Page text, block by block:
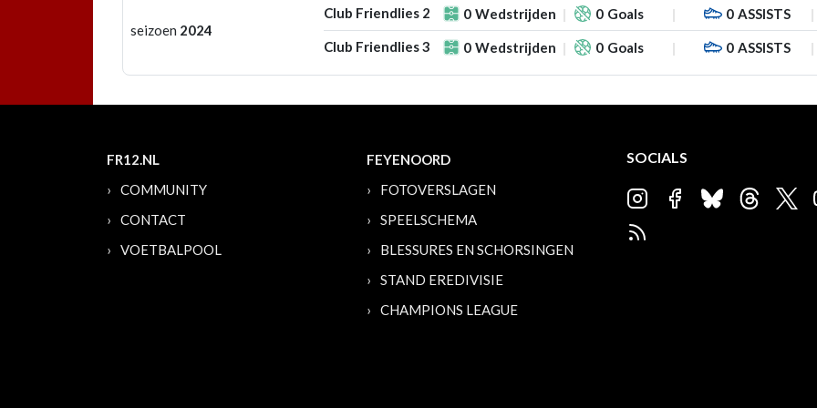
seizoen 2024
Club Friendlies 2 0 Wedstrijden 0 Goals 0 ASSISTS
Club Friendlies 3 0 Wedstrijden 0 Goals 0 ASSISTS
FR12.NL
COMMUNITY
CONTACT
VOETBALPOOL
FEYENOORD
FOTOVERSLAGEN
SPEELSCHEMA
BLESSURES EN SCHORSINGEN
STAND EREDIVISIE
CHAMPIONS LEAGUE
SOCIALS